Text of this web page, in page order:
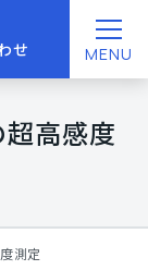
MENU
せ
高感度
測定